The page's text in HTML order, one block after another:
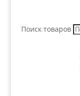
Поиск товаров